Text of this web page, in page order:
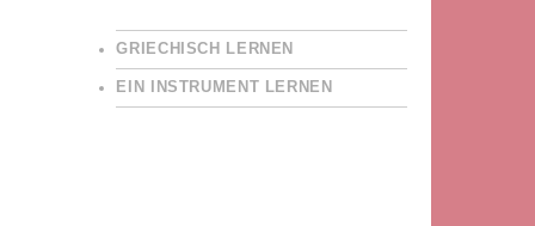
GRIECHISCH LERNEN
EIN INSTRUMENT LERNEN